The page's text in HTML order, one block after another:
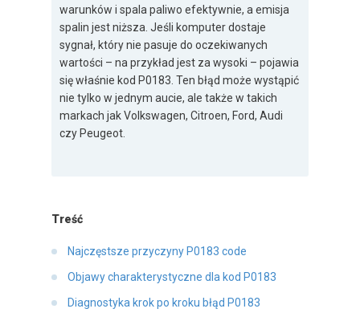
warunków i spala paliwo efektywnie, a emisja
spalin jest niższa. Jeśli komputer dostaje
sygnał, który nie pasuje do oczekiwanych
wartości – na przykład jest za wysoki – pojawia
się właśnie kod P0183. Ten błąd może wystąpić
nie tylko w jednym aucie, ale także w takich
markach jak Volkswagen, Citroen, Ford, Audi
czy Peugeot.
Treść
Najczęstsze przyczyny P0183 code
Objawy charakterystyczne dla kod P0183
Diagnostyka krok po kroku błąd P0183